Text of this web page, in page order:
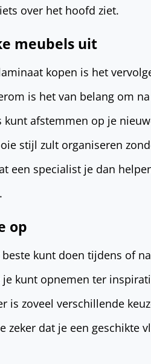
over het hoofd ziet.
meubels uit
kopen is het
is het van belang om
kunt afstemmen op je
stijl zult organiseren
een specialist je dan
op
kunt doen tijdens of
kunt opnemen ter
is zoveel verschillende
zeker dat je een geschikte